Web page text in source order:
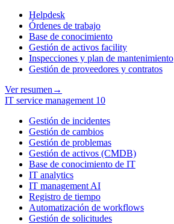
Helpdesk
Órdenes de trabajo
Base de conocimiento
Gestión de activos facility
Inspecciones y plan de mantenimiento
Gestión de proveedores y contratos
Ver resumen →
IT service management 10
Gestión de incidentes
Gestión de cambios
Gestión de problemas
Gestión de activos (CMDB)
Base de conocimiento de IT
IT analytics
IT management AI
Registro de tiempo
Automatización de workflows
Gestión de solicitudes